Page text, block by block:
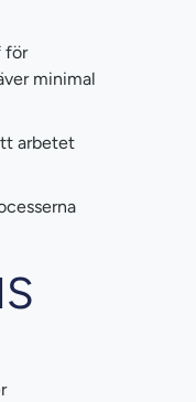
för
minimal
arbetet